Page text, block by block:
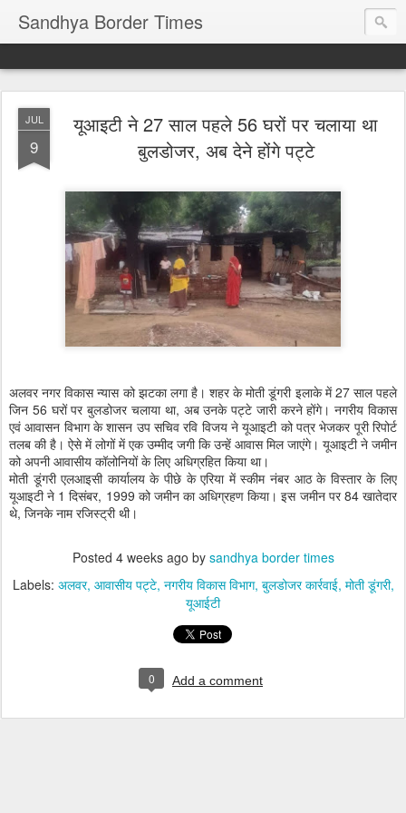
Sandhya Border Times
JUL
9
यूआइटी ने 27 साल पहले 56 घरों पर चलाया था
बुलडोजर, अब देने होंगे पट्टे
अलवर नगर विकास न्यास को झटका लगा है। शहर के मोती डूंगरी इलाके में 27 साल पहले
जिन 56 घरों पर बुलडोजर चलाया था, अब उनके पट्टे जारी करने होंगे। नगरीय विकास
एवं आवासन विभाग के शासन उप सचिव रवि विजय ने यूआइटी को पत्र भेजकर पूरी रिपोर्ट
तलब की है। ऐसे में लोगों में एक उम्मीद जगी कि उन्हें आवास मिल जाएंगे। यूआइटी ने जमीन
को अपनी आवासीय कॉलोनियों के लिए अधिग्रहित किया था।
मोती डूंगरी एलआइसी कार्यालय के पीछे के एरिया में स्कीम नंबर आठ के विस्तार के लिए
यूआइटी ने 1 दिसंबर, 1999 को जमीन का अधिग्रहण किया। इस जमीन पर 84 खातेदार
थे, जिनके नाम रजिस्ट्री थी।
Posted 4 weeks ago by sandhya border times
Labels: अलवर आवासीय पट्टे नगरीय विकास विभाग बुलडोजर कार्रवाई मोती डूंगरी
यूआईटी
0 Add a comment